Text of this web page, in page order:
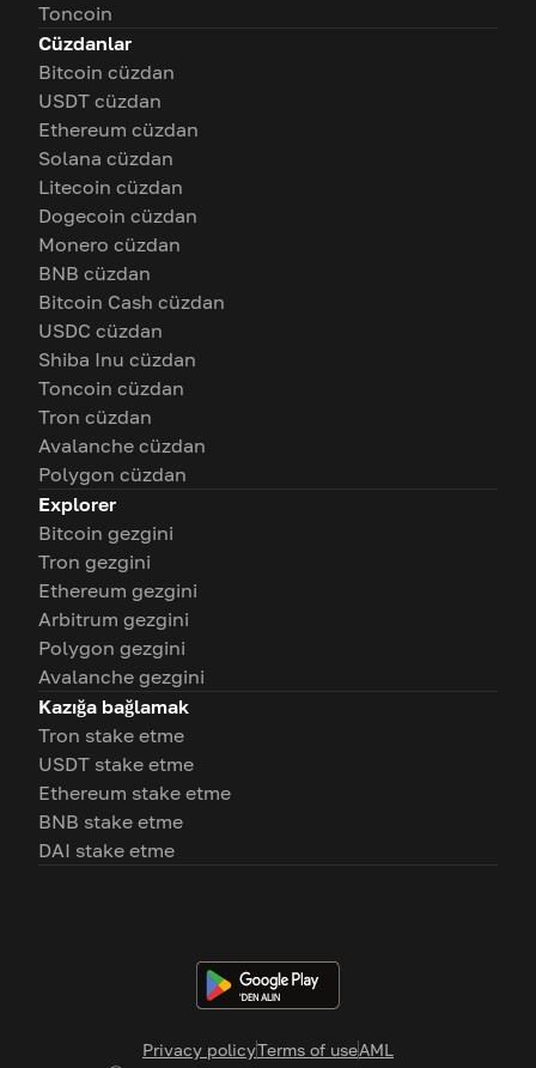
Privacy policyTerms of useAML
Toncoin
Cüzdanlar
Bitcoin cüzdan
USDT cüzdan
Ethereum cüzdan
Solana cüzdan
Litecoin cüzdan
Dogecoin cüzdan
Monero cüzdan
BNB cüzdan
Bitcoin Cash cüzdan
USDC cüzdan
Shiba Inu cüzdan
Toncoin cüzdan
Tron cüzdan
Avalanche cüzdan
Polygon cüzdan
Explorer
Bitcoin gezgini
Tron gezgini
Ethereum gezgini
Arbitrum gezgini
Polygon gezgini
Avalanche gezgini
Kazığa bağlamak
Tron stake etme
USDT stake etme
Ethereum stake etme
BNB stake etme
DAI stake etme